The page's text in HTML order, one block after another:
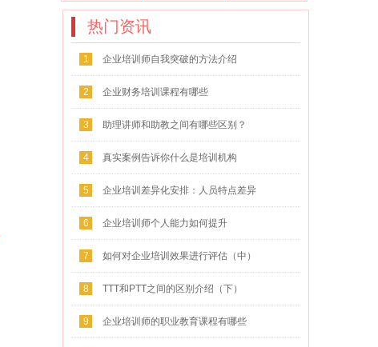
热门资讯
1 企业培训师自我突破的方法介绍
2 企业财务培训课程有哪些
3 助理讲师和助教之间有哪些区别？
4 真实案例告诉你什么是培训机构
5 企业培训差异化安排：人员特点差异
6 企业培训师个人能力如何提升
7 如何对企业培训效果进行评估（中）
8 TTT和PTT之间的区别介绍（下）
9 企业培训师的职业教育课程有哪些